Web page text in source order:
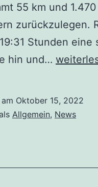
55 km und 1.470
zurückzulegen.
Stunden eine
hin und…
Oktober 15, 2022
Allgemein, News